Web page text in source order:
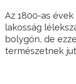
Az 1800-as
lakosság
bolygón, de
természetnek